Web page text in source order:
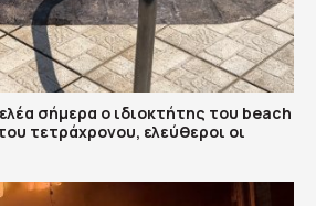
σήμερα ο ιδιοκτήτης του beach
τετράχρονου, ελεύθεροι οι